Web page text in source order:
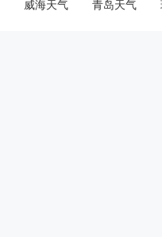
威海天气 青岛天气